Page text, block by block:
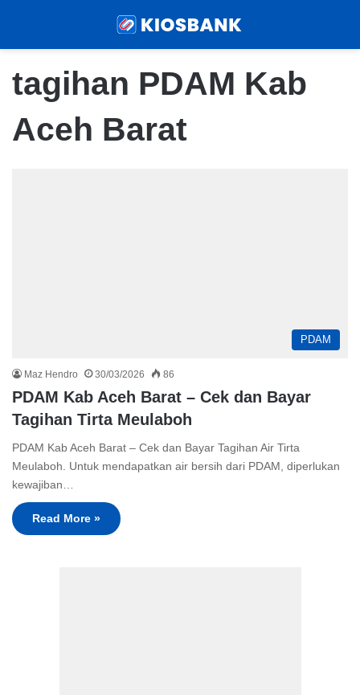
tagihan PDAM Kab
Aceh Barat
PDAM
Maz Hendro 30/03/2026 86
PDAM Kab Aceh Barat – Cek dan Bayar
Tagihan Tirta Meulaboh
PDAM Kab Aceh Barat – Cek dan Bayar Tagihan Air Tirta
Meulaboh. Untuk mendapatkan air bersih dari PDAM, diperlukan
kewajiban…
Read More »